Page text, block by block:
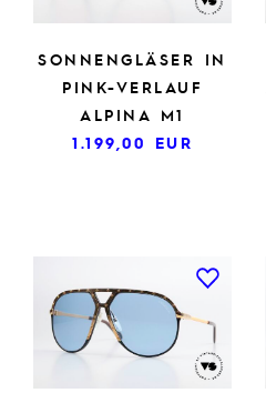
SONNENGLÄSER IN
PINK-VERLAUF
ALPINA M1
1.199,00 EUR